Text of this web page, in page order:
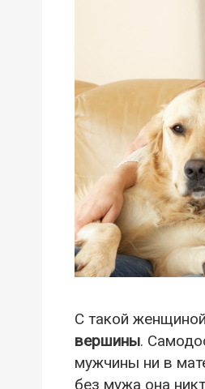
С такой
вершины.
мужчины ни в
без мужа она